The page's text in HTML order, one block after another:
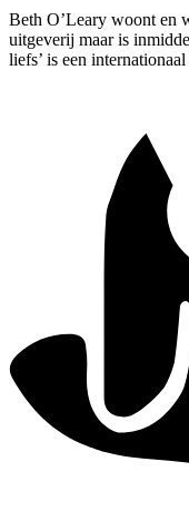
Beth O’Leary woont en
uitgeverij maar is
liefs’ is een